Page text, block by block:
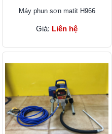
Máy phun sơn matit H966
Giá: Liên hệ